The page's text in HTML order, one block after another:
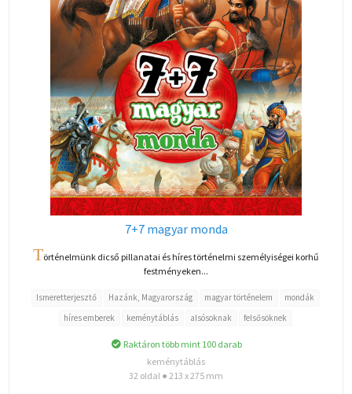
7+7 magyar monda
Történelmünk dicső pillanatai és híres történelmi személyiségei korhű
festményeken...
Ismeretterjesztő Hazánk, Magyarország magyar történelem
mondák
híres emberek
keménytáblás alsósoknak felsősöknek
Raktáron több mint 100 darab
keménytáblás
32 oldal ● 213 x 275 mm